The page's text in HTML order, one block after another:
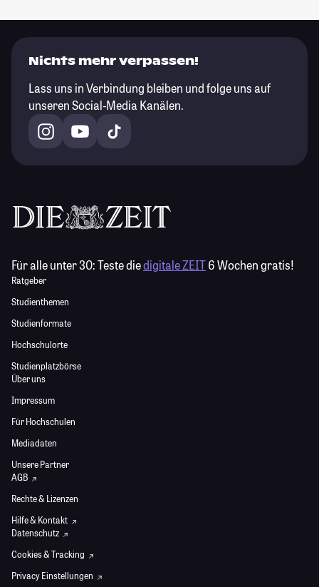
Nichts mehr verpassen!
Lass uns in Verbindung bleiben und folge uns auf
unseren Social-Media Kanälen.
Für alle unter 30:Teste diedigitale ZEIT6 Wochen gratis!
Ratgeber
Studienthemen
Studienformate
Hochschulorte
Studienplatzbörse
Über uns
Impressum
Für Hochschulen
Mediadaten
Unsere Partner
AGB
Rechte & Lizenzen
Hilfe & Kontakt
Datenschutz
Cookies & Tracking
Privacy Einstellungen